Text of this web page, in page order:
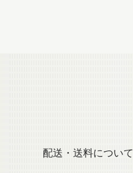
配送・送料について